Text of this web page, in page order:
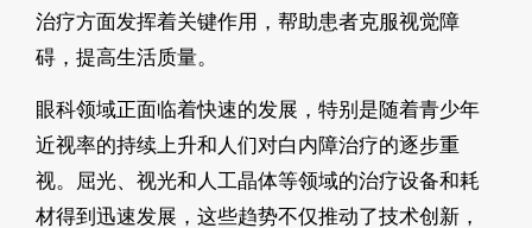
治疗方面发挥着关键作用，帮助患者克服视觉障
碍，提高生活质量。
眼科领域正面临着快速的发展，特别是随着青少年
近视率的持续上升和人们对白内障治疗的逐步重
视。屈光、视光和人工晶体等领域的治疗设备和耗
材得到迅速发展，这些趋势不仅推动了技术创新，